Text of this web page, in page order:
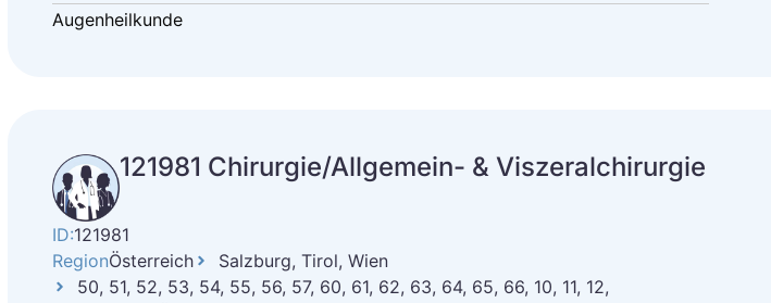
Augenheilkunde
121981 Chirurgie/Allgemein- & Viszeralchirurgie
ID:121981
RegionÖsterreich
Salzburg, Tirol, Wien
50, 51, 52, 53, 54, 55, 56, 57, 60, 61, 62, 63, 64, 65, 66, 10, 11, 12,